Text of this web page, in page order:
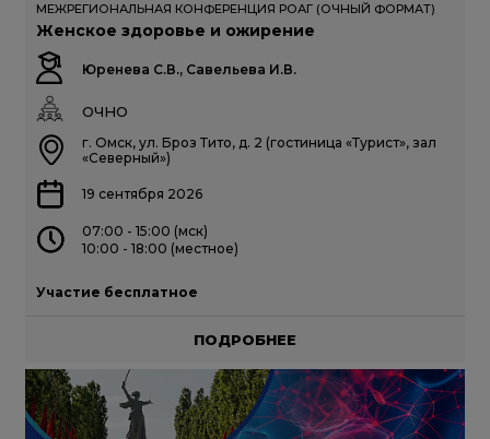
МЕЖРЕГИОНАЛЬНАЯ КОНФЕРЕНЦИЯ РОАГ (ОЧНЫЙ ФОРМАТ)
Женское здоровье и ожирение
Юренева С.В., Савельева И.В.
ОЧНО
г. Омск, ул. Броз Тито, д. 2 (гостиница «Турист», зал
«Северный»)
19 сентября 2026
07:00 - 15:00 (мск)
10:00 - 18:00 (местное)
Участие бесплатное
ПОДРОБНЕЕ